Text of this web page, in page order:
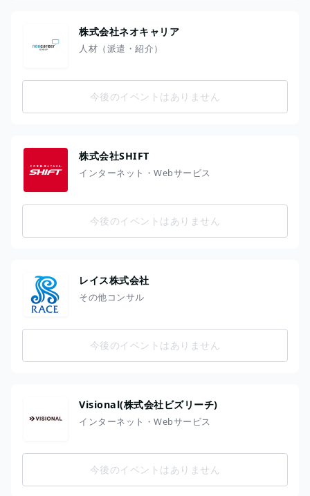
株式会社ネオキャリア
人材（派遣・紹介）
今後のイベントはありません
株式会社SHIFT
インターネット・Webサービス
今後のイベントはありません
レイス株式会社
その他コンサル
今後のイベントはありません
Visional(株式会社ビズリーチ)
インターネット・Webサービス
今後のイベントはありません